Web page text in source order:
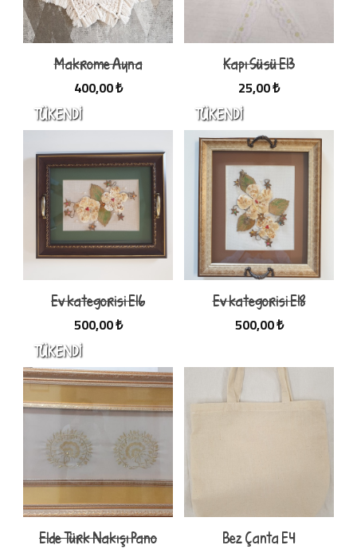
Makrome Ayna
400,00 ₺
Kapı Süsü E13
25,00 ₺
Ev kategorisi E16
500,00 ₺
Ev kategorisi E18
500,00 ₺
Elde Türk Nakışı Pano Bez Çanta E4